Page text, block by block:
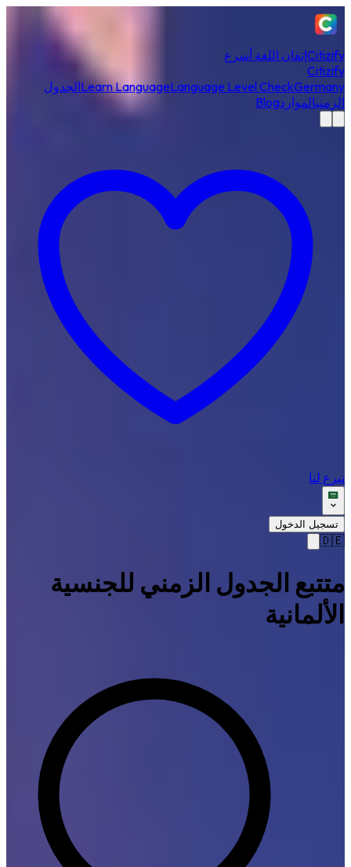
Citizifyإتقان اللغة أسرع
Citizify
Learn LanguageLanguage Level CheckGermany
الجدول
الزمنيالمواردBlog
تبرع لنا
تسجيل الدخول
🇩🇪
متتبع الجدول الزمني للجنسية
الألمانية